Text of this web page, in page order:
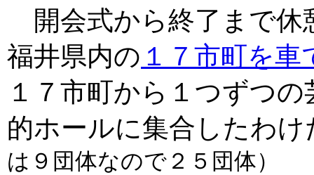
開会式から終了まで休
福井県内の １７市町を車
１７市町から１つずつ
的ホールに集合したわけ
は９団体なので２５団体）